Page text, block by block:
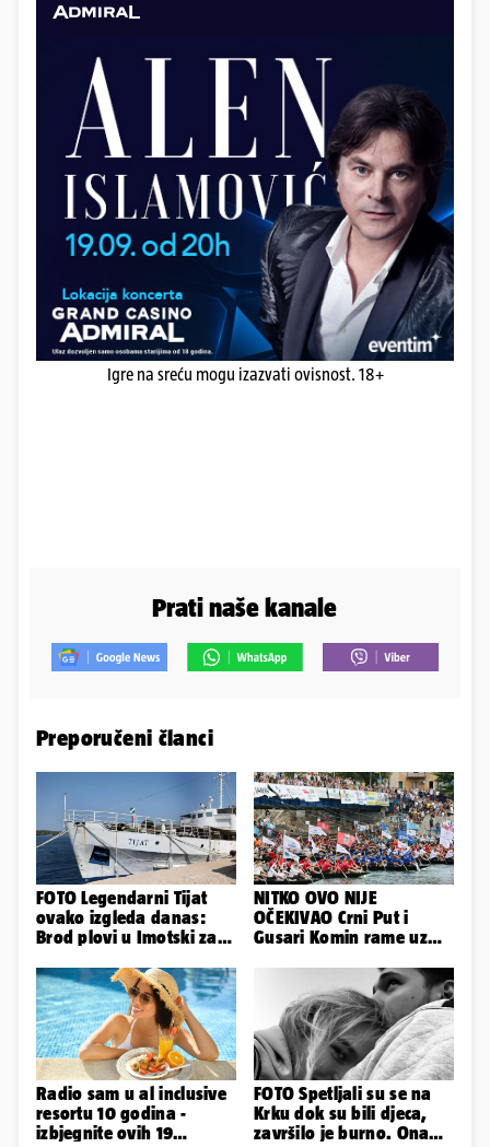
Igre na sreću mogu izazvati ovisnost. 18+
Prati naše kanale
Preporučeni članci
FOTO Legendarni Tijat
ovako izgleda danas:
Brod plovi u Imotski za
NITKO OVO NIJE
OČEKIVAO Crni Put i
Gusari Komin rame uz
Radio sam u al inclusive
resortu 10 godina -
izbjegnite ovih 19
FOTO Spetljali su se na
Krku dok su bili djeca,
završilo je burno. Ona